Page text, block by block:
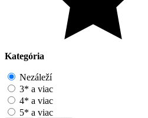
Kategória
Nezáleží
3* a viac
4* a viac
5* a viac